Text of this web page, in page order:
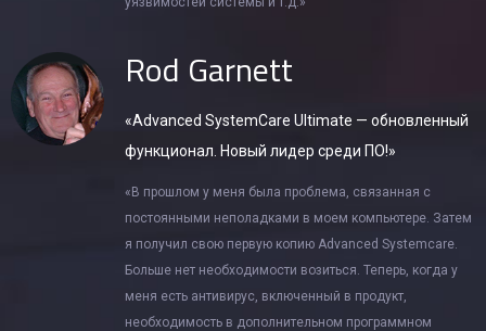
Rod Garnett
«Advanced SystemCare Ultimate — обновленный
функционал. Новый лидер среди ПО!»
«В прошлом у меня была проблема, связанная с
постоянными неполадками в моем компьютере. Затем
я получил свою первую копию Advanced Systemcare.
Больше нет необходимости возиться. Теперь, когда у
меня есть антивирус, включенный в продукт,
необходимость в дополнительном программном